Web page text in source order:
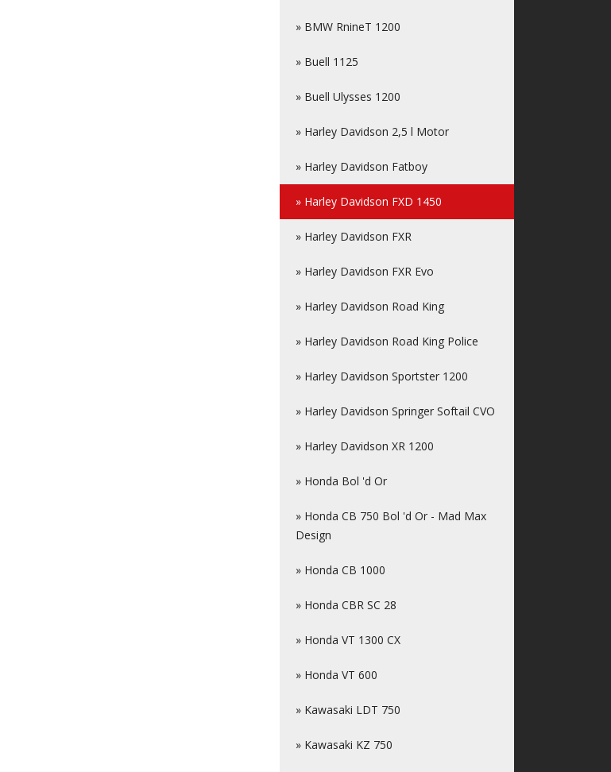
» BMW RnineT 1200
» Buell 1125
» Buell Ulysses 1200
» Harley Davidson 2,5 l Motor
» Harley Davidson Fatboy
» Harley Davidson FXD 1450
» Harley Davidson FXR
» Harley Davidson FXR Evo
» Harley Davidson Road King
» Harley Davidson Road King Police
» Harley Davidson Sportster 1200
» Harley Davidson Springer Softail CVO
» Harley Davidson XR 1200
» Honda Bol 'd Or
» Honda CB 750 Bol 'd Or - Mad Max
Design
» Honda CB 1000
» Honda CBR SC 28
» Honda VT 1300 CX
» Honda VT 600
» Kawasaki LDT 750
» Kawasaki KZ 750